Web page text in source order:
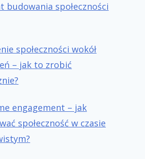
budowania społeczności
społeczności wokół
– jak to zrobić
engagement – jak
społeczność w czasie